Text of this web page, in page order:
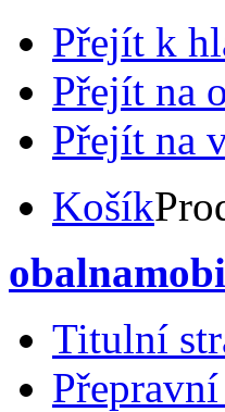
Přejít k
Přejít na
Přejít na
Košík
Titulní